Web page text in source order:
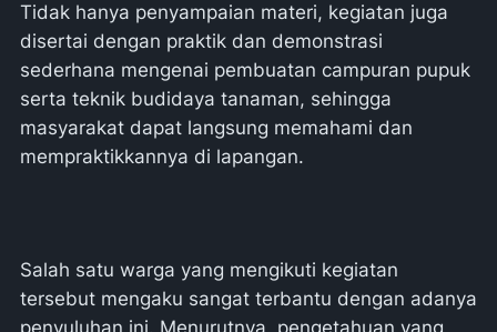
Tidak hanya penyampaian materi, kegiatan juga
disertai dengan praktik dan demonstrasi
sederhana mengenai pembuatan campuran pupuk
serta teknik budidaya tanaman, sehingga
masyarakat dapat langsung memahami dan
mempraktikkannya di lapangan.
Salah satu warga yang mengikuti kegiatan
tersebut mengaku sangat terbantu dengan adanya
penyuluhan ini. Menurutnya, pengetahuan yang